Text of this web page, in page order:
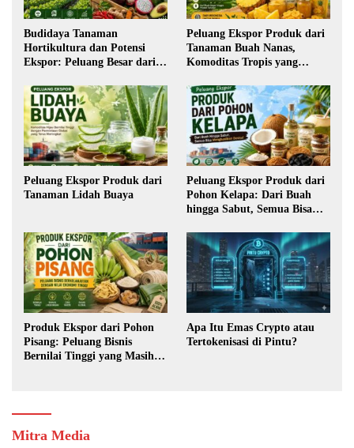
Budidaya Tanaman
Hortikultura dan Potensi
Ekspor: Peluang Besar dari
Peluang Ekspor Produk dari
Tanaman Buah Nanas,
Komoditas Tropis yang
Peluang Ekspor Produk dari
Tanaman Lidah Buaya
Peluang Ekspor Produk dari
Pohon Kelapa: Dari Buah
hingga Sabut, Semua Bisa
Produk Ekspor dari Pohon
Pisang: Peluang Bisnis
Bernilai Tinggi yang Masih
Apa Itu Emas Crypto atau
Tertokenisasi di Pintu?
Mitra Media